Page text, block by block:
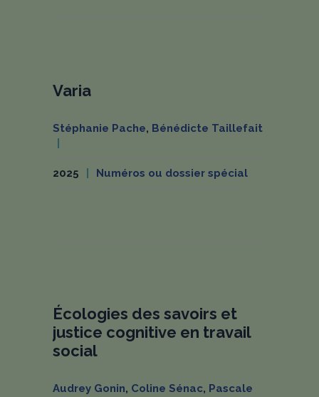
Varia
Stéphanie Pache, Bénédicte Taillefait
2025 Numéros ou dossier spécial
Écologies des savoirs et
justice cognitive en travail
social
Audrey Gonin, Coline Sénac, Pascale